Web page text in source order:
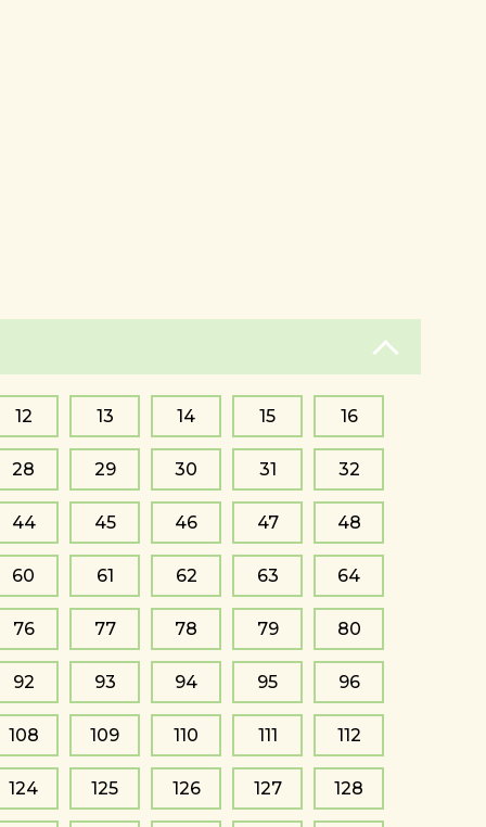
12 13 14 15 16
28 29 30 31 32
44 45 46 47 48
60 61 62 63 64
76 77 78 79 80
92 93 94 95 96
108 109 110 111 112
124 125 126 127 128